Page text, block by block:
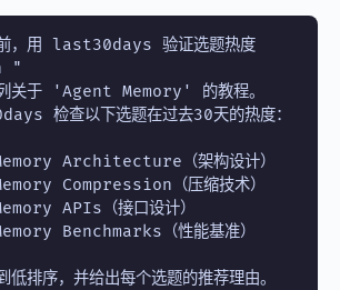
，用 last30days 验证选题热度
"
关于 'Agent Memory' 的教程。
检查以下选题在过去30天的热度：
Architecture（架构设计）
Compression（压缩技术）
APIs（接口设计）
Benchmarks（性能基准）
排序，并给出每个选题的推荐理由。